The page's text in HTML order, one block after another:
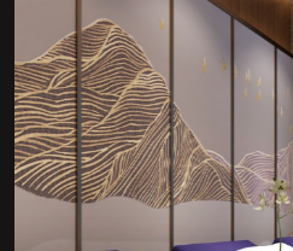
和护理，
善血液循
力。